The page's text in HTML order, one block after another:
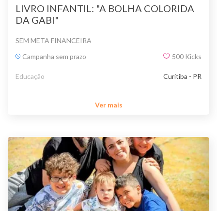
LIVRO INFANTIL: "A BOLHA COLORIDA
DA GABI"
SEM META FINANCEIRA
Campanha sem prazo
500 Kicks
Educação Curitiba - PR
Ver mais